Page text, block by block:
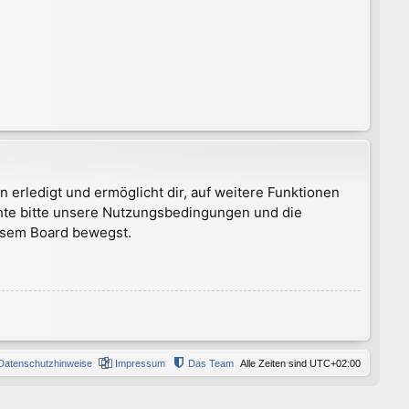
erledigt und ermöglicht dir, auf weitere Funktionen
bitte unsere Nutzungsbedingungen und die
Board bewegst.
Alle Zeiten sind UTC+02:00
Das Team
Impressum